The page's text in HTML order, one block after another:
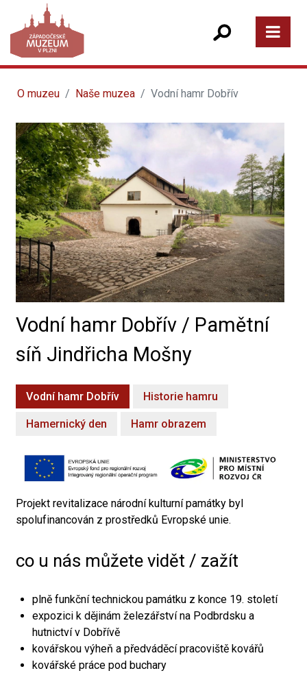
O muzeu Naše muzea Vodní hamr Dobřív
Vodní hamr Dobřív / Pamětní
síň Jindřicha Mošny
Vodní hamr Dobřív Historie hamru
Hamernický den Hamr obrazem
Projekt revitalizace národní kulturní památky byl
spolufinancován z prostředků Evropské unie.
co u nás můžete vidět / zažít
plně funkční technickou památku z konce 19. století
expozici k dějinám železářství na Podbrdsku a
hutnictví v Dobřívě
kovářskou výheň a předváděcí pracoviště kovářů
kovářské práce pod buchary